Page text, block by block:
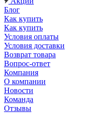
Блог
Как купить
Как купить
Условия оплаты
Условия доставки
Возврат товара
Вопрос-ответ
Компания
О компании
Новости
Команда
Отзывы